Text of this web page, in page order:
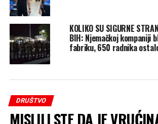
KOLIKO SU SIGURNE
BIH: Njemačkoj kompaniji
fabriku, 650 radnika
DRUŠTVO
MISLILI STE DA JE